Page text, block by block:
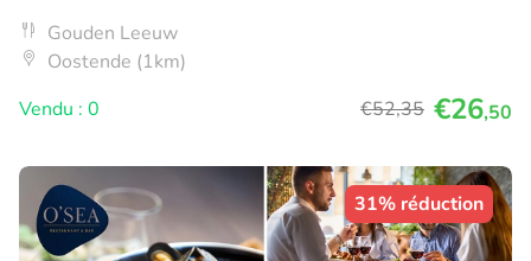
Gouden Leeuw
Oostende (1km)
Vendu : 0
€52,35 €26,50
31% réduction